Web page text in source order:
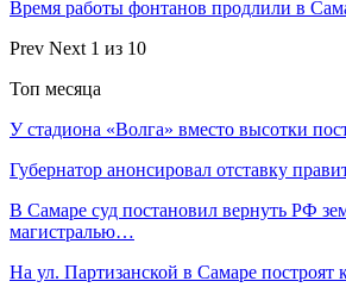
Время работы фонтанов продлили в
Prev Next 1 из 10
Топ месяца
У стадиона «Волга» вместо высотки
Губернатор анонсировал отставку
В Самаре суд постановил вернуть РФ
магистралью…
На ул. Партизанской в Самаре